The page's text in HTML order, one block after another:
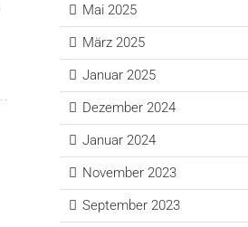
Mai 2025
März 2025
Januar 2025
Dezember 2024
Januar 2024
November 2023
September 2023